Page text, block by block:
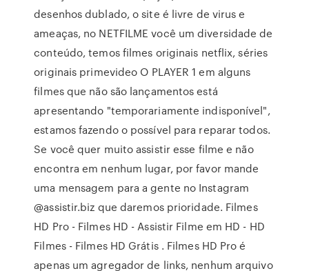
desenhos dublado, o site é livre de virus e
ameaças, no NETFILME você um diversidade de
conteúdo, temos filmes originais netflix, séries
originais primevideo O PLAYER 1 em alguns
filmes que não são lançamentos está
apresentando "temporariamente indisponível",
estamos fazendo o possível para reparar todos.
Se você quer muito assistir esse filme e não
encontra em nenhum lugar, por favor mande
uma mensagem para a gente no Instagram
@assistir.biz que daremos prioridade. Filmes
HD Pro - Filmes HD - Assistir Filme em HD - HD
Filmes - Filmes HD Grátis . Filmes HD Pro é
apenas um agregador de links, nenhum arquivo